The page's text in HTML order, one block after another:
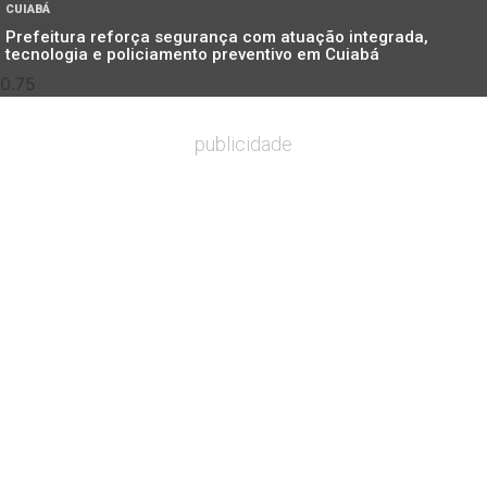
CUIABÁ
Prefeitura reforça segurança com atuação integrada,
tecnologia e policiamento preventivo em Cuiabá
publicidade